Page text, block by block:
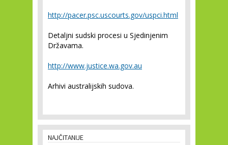
http://pacer.psc.uscourts.gov/uspci.html
Detaljni sudski procesi u Sjedinjenim
Državama.
http://www.justice.wa.gov.au
Arhivi australijskih sudova.
NAJČITANIJE